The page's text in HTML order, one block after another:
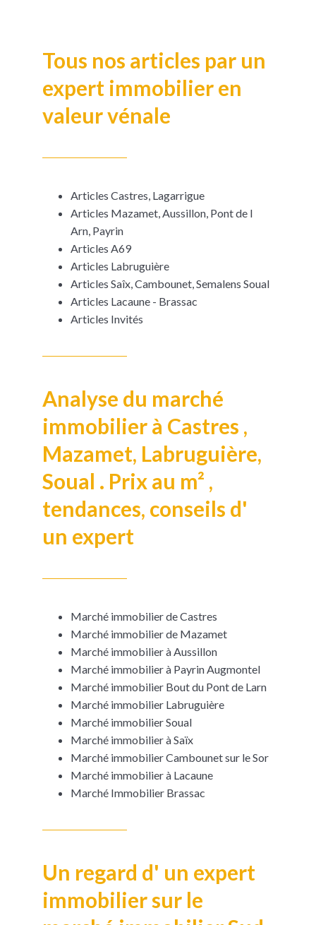
Tous nos articles par un
expert immobilier en
valeur vénale
Articles Castres, Lagarrigue
Articles Mazamet, Aussillon, Pont de l
Arn, Payrin
Articles A69
Articles Labruguière
Articles Saîx, Cambounet, Semalens Soual
Articles Lacaune - Brassac
Articles Invités
Analyse du marché
immobilier à Castres ,
Mazamet, Labruguière,
Soual . Prix au m² ,
tendances, conseils d'
un expert
Marché immobilier de Castres
Marché immobilier de Mazamet
Marché immobilier à Aussillon
Marché immobilier à Payrin Augmontel
Marché immobilier Bout du Pont de Larn
Marché immobilier Labruguière
Marché immobilier Soual
Marché immobilier à Saïx
Marché immobilier Cambounet sur le Sor
Marché immobilier à Lacaune
Marché Immobilier Brassac
Un regard d' un expert
immobilier sur le